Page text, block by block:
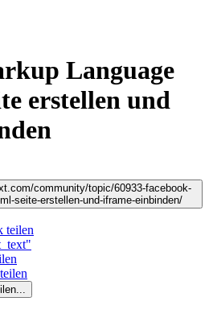
Language
erstellen und
community/topic/60933-facebook-
seite-erstellen-und-iframe-einbinden/
teilen